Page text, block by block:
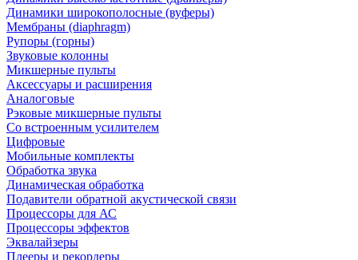
Динамики широкополосные (вуферы)
Мембраны (diaphragm)
Рупоры (горны)
Звуковые колонны
Микшерные пульты
Аксессуары и расширения
Аналоговые
Рэковые микшерные пульты
Со встроенным усилителем
Цифровые
Мобильные комплекты
Обработка звука
Динамическая обработка
Подавители обратной акустической связи
Процессоры для АС
Процессоры эффектов
Эквалайзеры
Плееры и рекордеры